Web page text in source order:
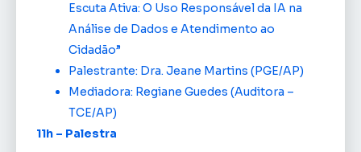
Escuta Ativa: O Uso Responsável da IA na
Análise de Dados e Atendimento ao
Cidadão”
Palestrante: Dra. Jeane Martins (PGE/AP)
Mediadora: Regiane Guedes (Auditora –
TCE/AP)
11h – Palestra